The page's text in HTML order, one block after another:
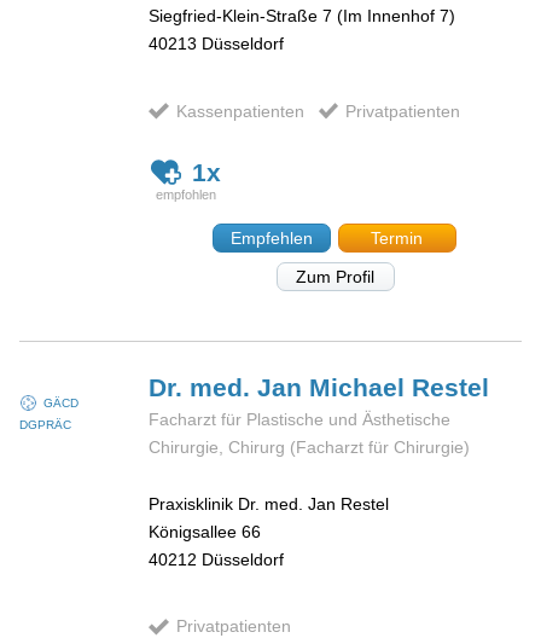
Siegfried-Klein-Straße 7 (Im Innenhof 7)
40213 Düsseldorf
Kassenpatienten Privatpatienten
1x
Empfehlen
Termin
Zum Profil
GÄCD
DGPRÄC
Dr. med. Jan Michael Restel
Facharzt für Plastische und Ästhetische
Chirurgie, Chirurg (Facharzt für Chirurgie)
Praxisklinik Dr. med. Jan Restel
Königsallee 66
40212 Düsseldorf
Privatpatienten